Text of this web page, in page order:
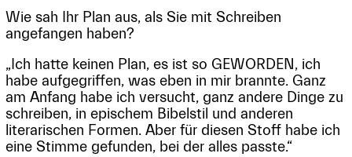
Wie sah Ihr Plan aus, als Sie mit Schreiben
angefangen haben?
„Ich hatte keinen Plan, es ist so GEWORDEN, ich
habe aufgegriffen, was eben in mir brannte. Ganz
am Anfang habe ich versucht, ganz andere Dinge zu
schreiben, in epischem Bibelstil und anderen
literarischen Formen. Aber für diesen Stoff habe ich
eine Stimme gefunden, bei der alles passte.“